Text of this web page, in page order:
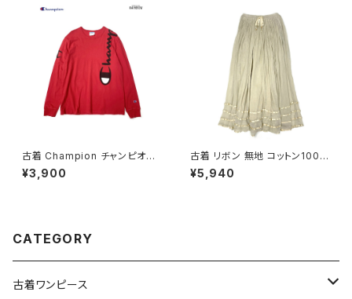
古着 Champion チャンピオン
ロゴ ブランドロゴ コットン10
0％ 長袖 Ｔシャツ 赤 (ttu2501
¥3,900
古着 リボン 無地 コットン100％
ロング丈 スカート ベージュ (ba
2607019)
¥5,940
CATEGORY
古着ワンピース